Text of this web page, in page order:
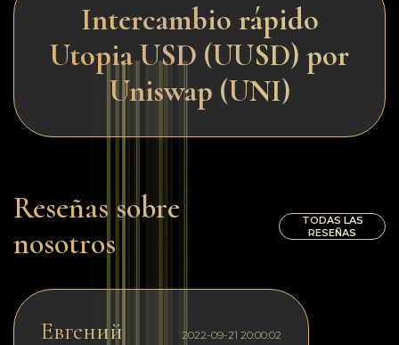
Intercambio rápido
Utopia USD (UUSD) por
Uniswap (UNI)
Reseñas sobre
nosotros
TODAS LAS
RESEÑAS
Евгений 2022-09-21 20:00:02